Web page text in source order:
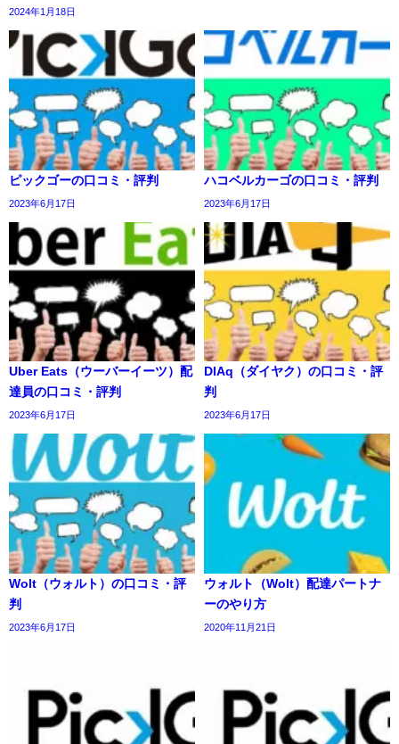
2024年1月18日
ピックゴーの口コミ・評判
2023年6月17日
ハコベルカーゴの口コミ・評判
2023年6月17日
Uber Eats（ウーバーイーツ）配
達員の口コミ・評判
2023年6月17日
DIAq（ダイヤク）の口コミ・評
判
2023年6月17日
Wolt（ウォルト）の口コミ・評
判
2023年6月17日
ウォルト（Wolt）配達パートナ
ーのやり方
2020年11月21日